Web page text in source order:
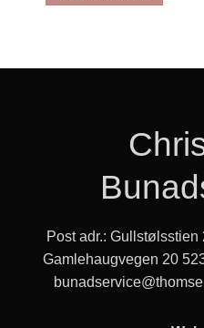
Post adr.:
Gamlehaugvegen 20